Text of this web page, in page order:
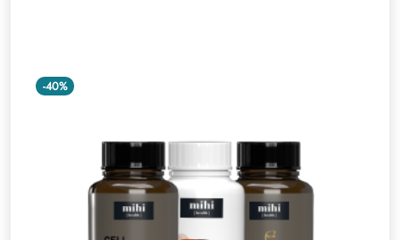
-40%